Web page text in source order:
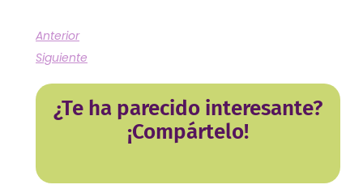
Anterior
Siguiente
¿Te ha parecido interesante?
¡Compártelo!